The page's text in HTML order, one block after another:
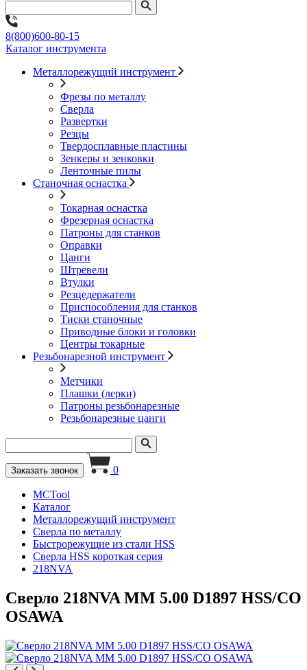
8(800)600-80-15
Каталог инструмента
Металлорежущий инструмент
Фрезы по металлу
Сверла
Развертки
Резцы
Твердосплавные пластины
Зенкеры и зенковки
Ленточные пилы
Станочная оснастка
Токарная оснастка
Фрезерная оснастка
Патроны для станков
Оправки
Цанги
Штревели
Втулки
Резцедержатели
Приспособления для станков
Тиски станочные
Приводные блоки и головки
Центры токарные
Резьбонарезной инструмент
Метчики
Плашки (лерки)
Патроны резьбонарезные
Резьбонарезные цанги
Заказать звонок 0
MCTool
Каталог
Металлорежущий инструмент
Сверла по металлу
Быстрорежущие из стали HSS
Сверла HSS короткая серия
218NVA
Сверло 218NVA MM 5.00 D1897 HSS/CO
OSAWA